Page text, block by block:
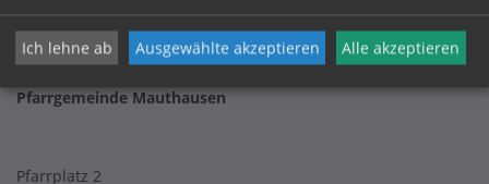
Pfarrgemeinde Mauthausen
Pfarrplatz 2
Ich lehne ab Ausgewählte akzeptieren Alle akzeptieren